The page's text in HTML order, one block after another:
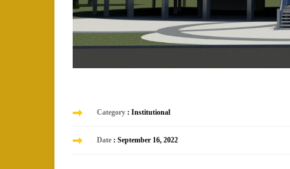
Category : Institutional
Date : September 16, 2022